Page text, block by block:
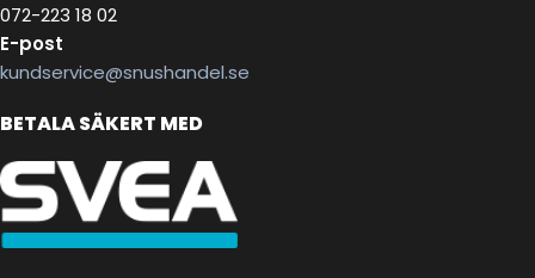
072-223 18 02
E-post
kundservice@snushandel.se
BETALA SÄKERT MED